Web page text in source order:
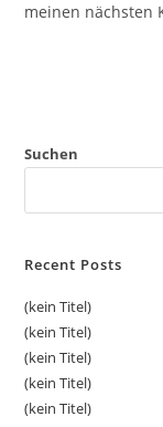
ein
meinen nächsten
Suchen
Recent Posts
(kein Titel)
(kein Titel)
(kein Titel)
(kein Titel)
(kein Titel)